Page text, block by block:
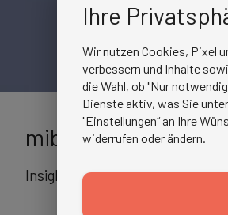
mibeg Lunchtime
Insights für Entscheider:innen
Ihre
Wir nutzen Cookies, Pixel
verbessern und Inhalte
die Wahl, ob "Nur
Dienste aktiv, was Sie
"Einstellungen“ an Ihre
widerrufen oder ändern.